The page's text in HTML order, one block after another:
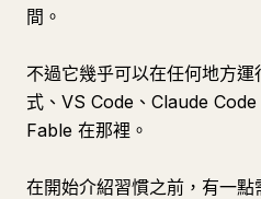
間。
不過它幾乎可以在任何地方
式、VS Code、Claude
Fable 在那裡。
在開始介紹習慣之前，有一